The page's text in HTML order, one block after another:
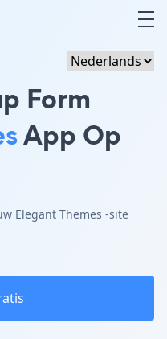
Form
App Op
Elegant Themes -site